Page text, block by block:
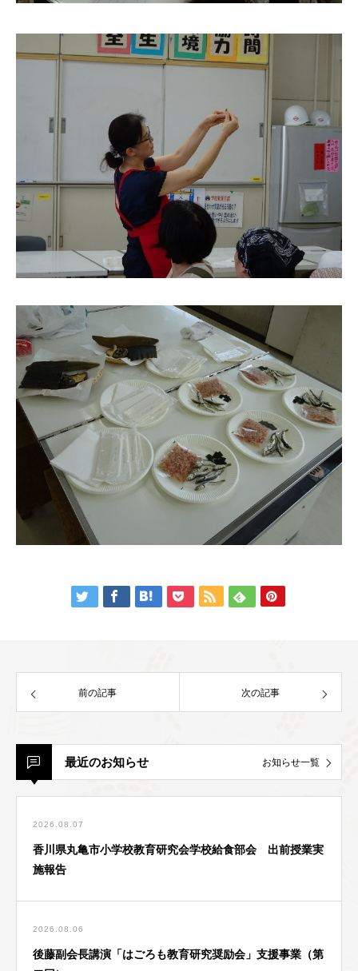
前の記事 次の記事
最近のお知らせ お知らせ一覧
2026.08.07
香川県丸亀市小学校教育研究会学校給食部会 出前授業実
施報告
2026.08.06
後藤副会長講演「はごろも教育研究奨励会」支援事業（第